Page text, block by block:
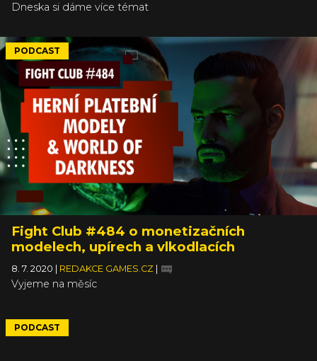
Dneska si dáme více témat
PODCAST
Fight Club #484 o monetizačních
modelech, upírech a vlkodlacích
8. 7. 2020 REDAKCE GAMES.CZ
Vyjeme na měsíc
PODCAST